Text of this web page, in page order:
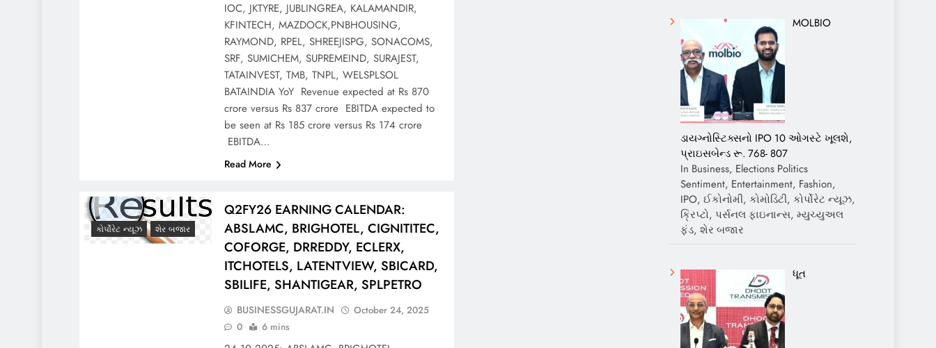
IOC, JKTYRE, JUBLINGREA, KALAMANDIR,
KFINTECH, MAZDOCK,PNBHOUSING,
RAYMOND, RPEL, SHREEJISPG, SONACOMS,
SRF, SUMICHEM, SUPREMEIND, SURAJEST,
TATAINVEST, TMB, TNPL, WELSPLSOL
BATAINDIA YoY Revenue expected at Rs 870
crore versus Rs 837 crore EBITDA expected to
be seen at Rs 185 crore versus Rs 174 crore
EBITDA…
Read More
કોર્પોરેટ ન્યૂઝ શેર બજાર
Q2FY26 EARNING CALENDAR:
ABSLAMC, BRIGHOTEL, CIGNITITEC,
COFORGE, DRREDDY, ECLERX,
ITCHOTELS, LATENTVIEW, SBICARD,
SBILIFE, SHANTIGEAR, SPLPETRO
BUSINESSGUJARAT.IN
October 24, 2025
0
6 mins
MOLBIO
ડાયગ્નોસ્ટિક્સનો IPO 10 ઓગસ્ટે ખૂલશે,
પ્રાઇસબેન્ડ રૂ. 768- 807
In Business, Elections Politics
Sentiment, Entertainment, Fashion,
IPO, ઈકોનોમી, કોમોડિટી, કોર્પોરેટ ન્યૂઝ,
ક્રિપ્ટો, પર્સનલ ફાઇનાન્સ, મ્યુચ્યુઅલ
ફંડ, શેર બજાર
ધૂત